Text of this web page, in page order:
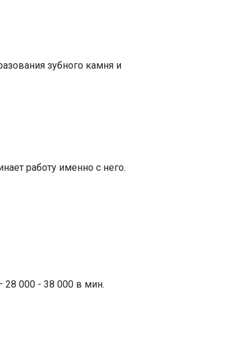
зубного камня и
работу именно с него.
28 000 - 38 000 в мин.